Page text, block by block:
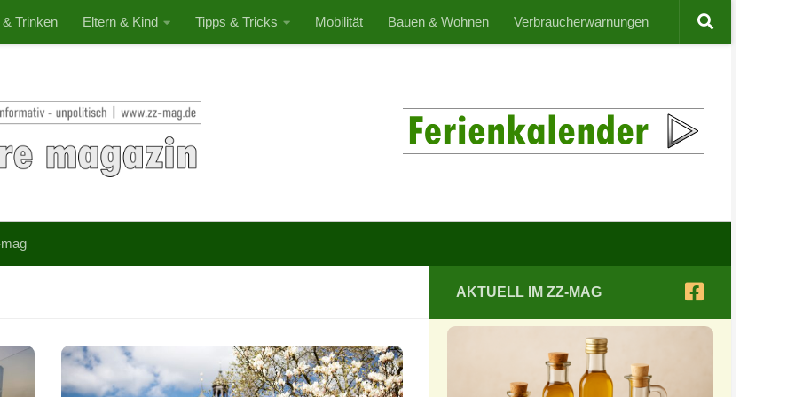
Trinken Eltern & Kind Tipps & Tricks Mobilität Bauen & Wohnen Verbraucherwarnungen
AKTUELL IM ZZ-MAG